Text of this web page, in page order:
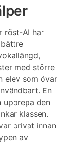
röst-AI har
med större
elev som övar
En
upprepa den
klassen.
privat innan
av